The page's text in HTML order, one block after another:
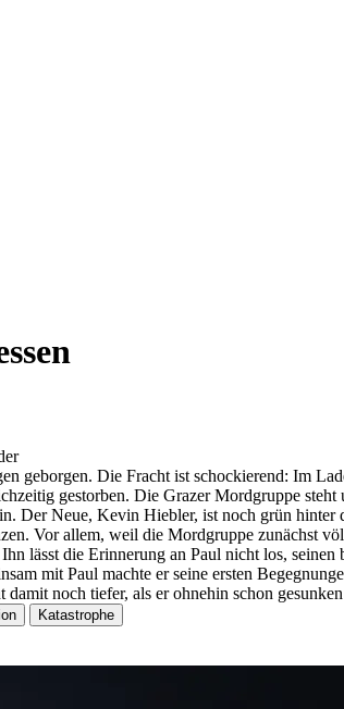
geborgen. Die Fracht ist schockierend: Im
gestorben. Die Grazer Mordgruppe
Der Neue, Kevin Hiebler, ist noch grün
Vor allem, weil die Mordgruppe zunächst
lässt die Erinnerung an Paul nicht los,
mit Paul machte er seine ersten
noch tiefer, als er ohnehin schon
Katastrophe